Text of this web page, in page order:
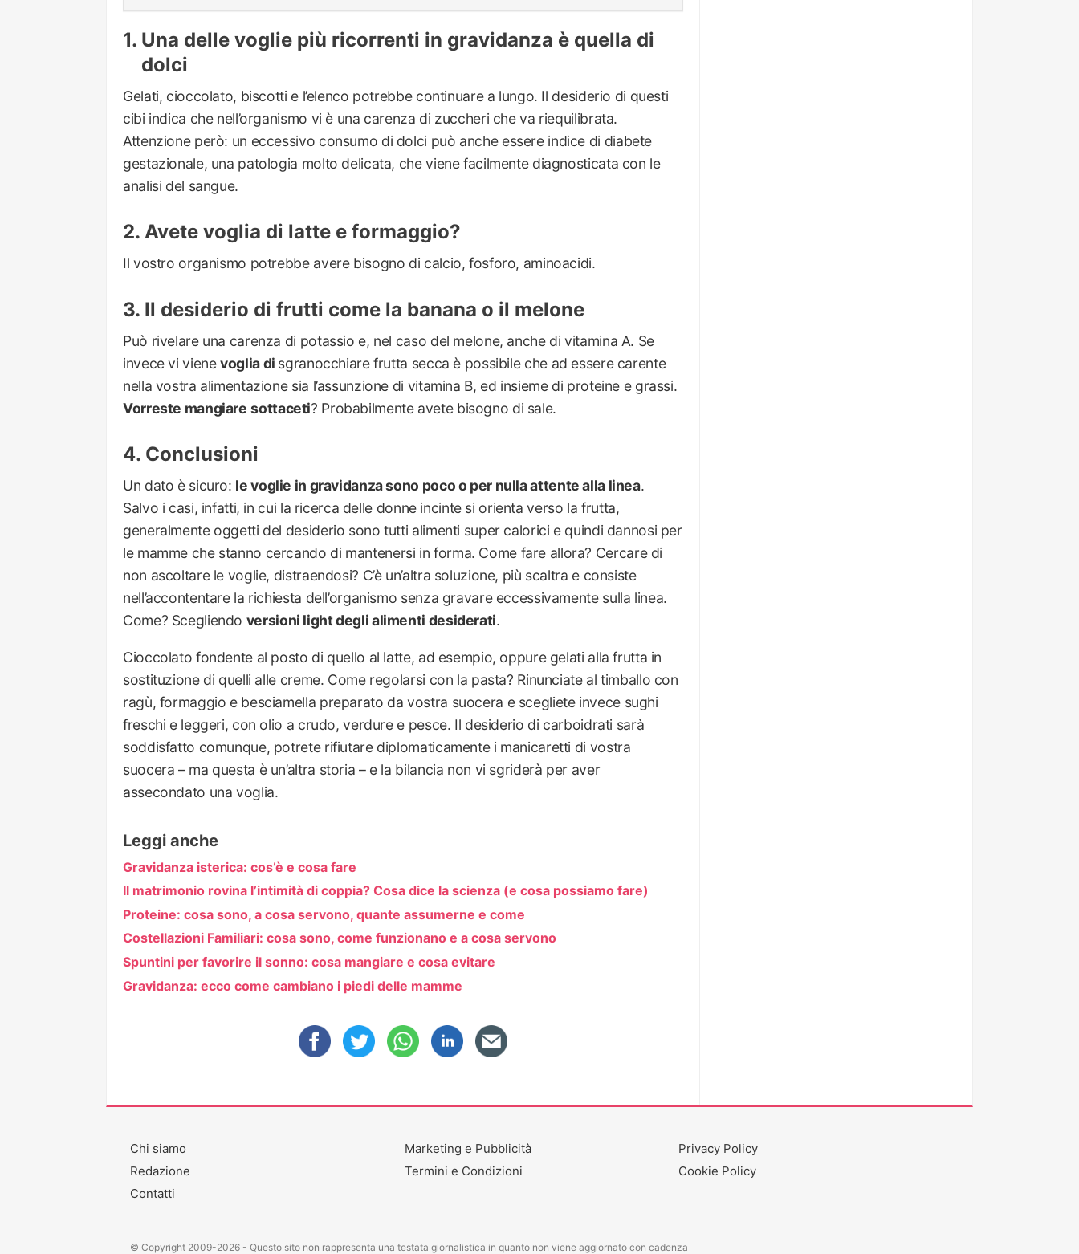
Una delle voglie più ricorrenti in gravidanza è quella di
dolci
Gelati, cioccolato, biscotti e l’elenco potrebbe continuare a lungo. Il desiderio di questi
cibi indica che nell’organismo vi è una carenza di zuccheri che va riequilibrata.
Attenzione però: un eccessivo consumo di dolci può anche essere indice di diabete
gestazionale, una patologia molto delicata, che viene facilmente diagnosticata con le
analisi del sangue.
Avete voglia di latte e formaggio?
Il vostro organismo potrebbe avere bisogno di calcio, fosforo, aminoacidi.
Il desiderio di frutti come la banana o il melone
Può rivelare una carenza di potassio e, nel caso del melone, anche di vitamina A. Se
invece vi vienevoglia di sgranocchiare frutta secca è possibile che ad essere carente
nella vostra alimentazione sia l’assunzione di vitamina B, ed insieme di proteine e grassi.
Vorreste mangiare sottaceti? Probabilmente avete bisogno di sale.
Conclusioni
Un dato è sicuro: le voglie in gravidanza sono poco o per nulla attente alla linea.
Salvo i casi, infatti, in cui la ricerca delle donne incinte si orienta verso la frutta,
generalmente oggetti del desiderio sono tutti alimenti super calorici e quindi dannosi per
le mamme che stanno cercando di mantenersi in forma. Come fare allora? Cercare di
non ascoltare le voglie, distraendosi? C’è un’altra soluzione, più scaltra e consiste
nell’accontentare la richiesta dell’organismo senza gravare eccessivamente sulla linea.
Come? Scegliendo versioni light degli alimenti desiderati.
Cioccolato fondente al posto di quello al latte, ad esempio, oppure gelati alla frutta in
sostituzione di quelli alle creme. Come regolarsi con la pasta? Rinunciate al timballo con
ragù, formaggio e besciamella preparato da vostra suocera e scegliete invece sughi
freschi e leggeri, con olio a crudo, verdure e pesce. Il desiderio di carboidrati sarà
soddisfatto comunque, potrete rifiutare diplomaticamente i manicaretti di vostra
suocera – ma questa è un’altra storia – e la bilancia non vi sgriderà per aver
assecondato una voglia.
Leggi anche
Gravidanza isterica: cos’è e cosa fare
Il matrimonio rovina l’intimità di coppia? Cosa dice la scienza (e cosa possiamo fare)
Proteine: cosa sono, a cosa servono, quante assumerne e come
Costellazioni Familiari: cosa sono, come funzionano e a cosa servono
Spuntini per favorire il sonno: cosa mangiare e cosa evitare
Gravidanza: ecco come cambiano i piedi delle mamme
Chi siamo
Redazione
Contatti
Marketing e Pubblicità
Termini e Condizioni
Privacy Policy
Cookie Policy
© Copyright 2009-2026 - Questo sito non rappresenta una testata giornalistica in quanto non viene aggiornato con cadenza